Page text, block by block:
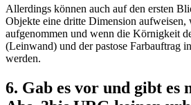
Allerdings können auch auf den ersten
Objekte eine dritte Dimension aufweisen,
aufgenommen und wenn die Körnigkeit
(Leinwand) und der pastose Farbauftrag
werden.
6. Gab es vor und gibt es